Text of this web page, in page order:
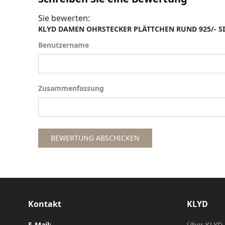
Sie bewerten:
KLYD DAMEN OHRSTECKER PLÄTTCHEN RUND 925/-
Benutzername
Benutzername
Zusammenfassung
Zusammenfassung
BEWERTUNG ABSCHICKEN
Kontakt KLYD